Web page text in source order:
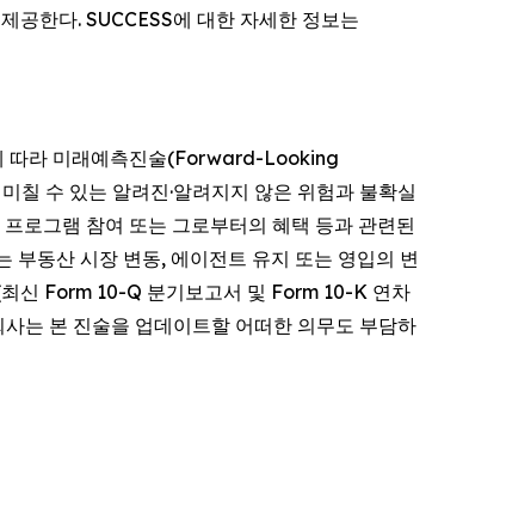
공한다. SUCCESS에 대한 자세한 정보는
따라 미래예측진술(Forward-Looking
수 있는 알려진·알려지지 않은 위험과 불확실
로그램 참여 또는 그로부터의 혜택 등과 관련된
부동산 시장 변동, 에이전트 유지 또는 영입의 변
신 Form 10-Q 분기보고서 및 Form 10-K 연차
는 본 진술을 업데이트할 어떠한 의무도 부담하